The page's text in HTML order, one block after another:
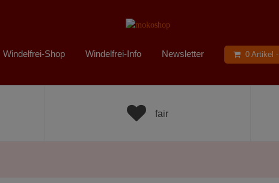
Windelfrei-Shop Windelfrei-Info Newsletter 0 Artikel -
fair